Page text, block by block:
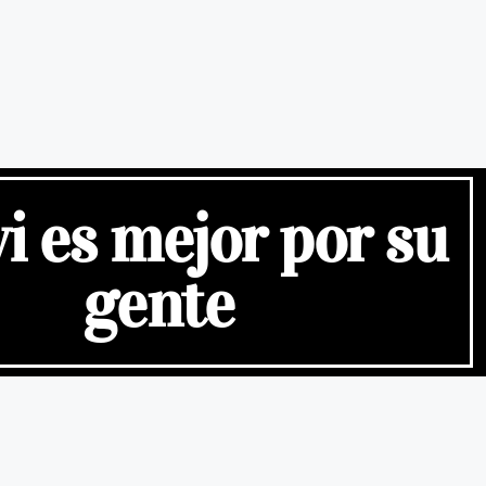
es mejor por su
gente